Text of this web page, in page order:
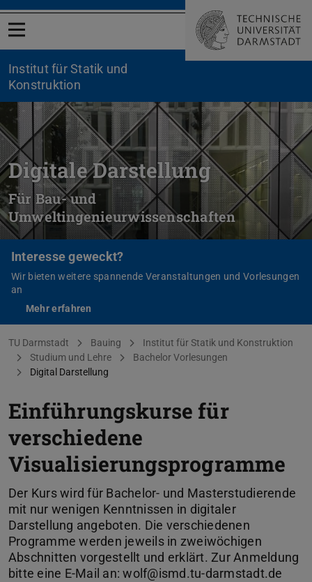
Menü öffnen
Institut für Statik und
Konstruktion
Digitale Darstellung
Für Bau- und
Umweltingenieurwissenschaften
Interesse geweckt?
Wir bieten weitere spannende Veranstaltungen und Vorlesungen
an
Mehr erfahren
Sie befinden sich hier:
TU Darmstadt Bauing
Institut für Statik und Konstruktion
Studium und Lehre
Bachelor Vorlesungen
Digital Darstellung
Einführungskurse für
verschiedene
Visualisierungsprogramme
Der Kurs wird für Bachelor- und Masterstudierende
mit nur wenigen Kenntnissen in digitaler
Darstellung angeboten. Die verschiedenen
Programme werden jeweils in zweiwöchigen
Abschnitten vorgestellt und erklärt. Zur Anmeldung
bitte eine E-Mail an: wolf@ismd.tu-darmstadt.de